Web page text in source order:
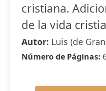
cristiana.
de la vida
Autor: Luis (de
Número de Páginas: